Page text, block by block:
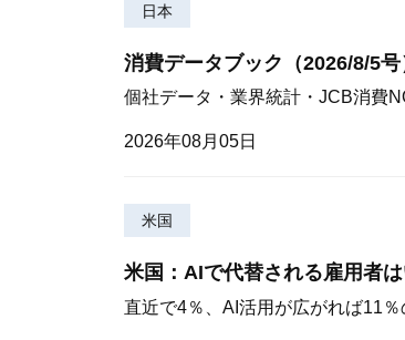
日本
消費データブック（2026/8/5号
個社データ・業界統計・JCB消費
2026年08月05日
米国
米国：AIで代替される雇用者
直近で4％、AI活用が広がれば11